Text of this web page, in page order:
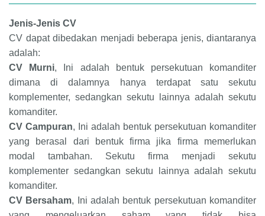
Jenis-Jenis CV
CV dapat dibedakan menjadi beberapa jenis, diantaranya
adalah:
CV Murni, Ini adalah bentuk persekutuan komanditer
dimana di dalamnya hanya terdapat satu sekutu
komplementer, sedangkan sekutu lainnya adalah sekutu
komanditer.
CV Campuran, Ini adalah bentuk persekutuan komanditer
yang berasal dari bentuk firma jika firma memerlukan
modal tambahan. Sekutu firma menjadi sekutu
komplementer sedangkan sekutu lainnya adalah sekutu
komanditer.
CV Bersaham, Ini adalah bentuk persekutuan komanditer